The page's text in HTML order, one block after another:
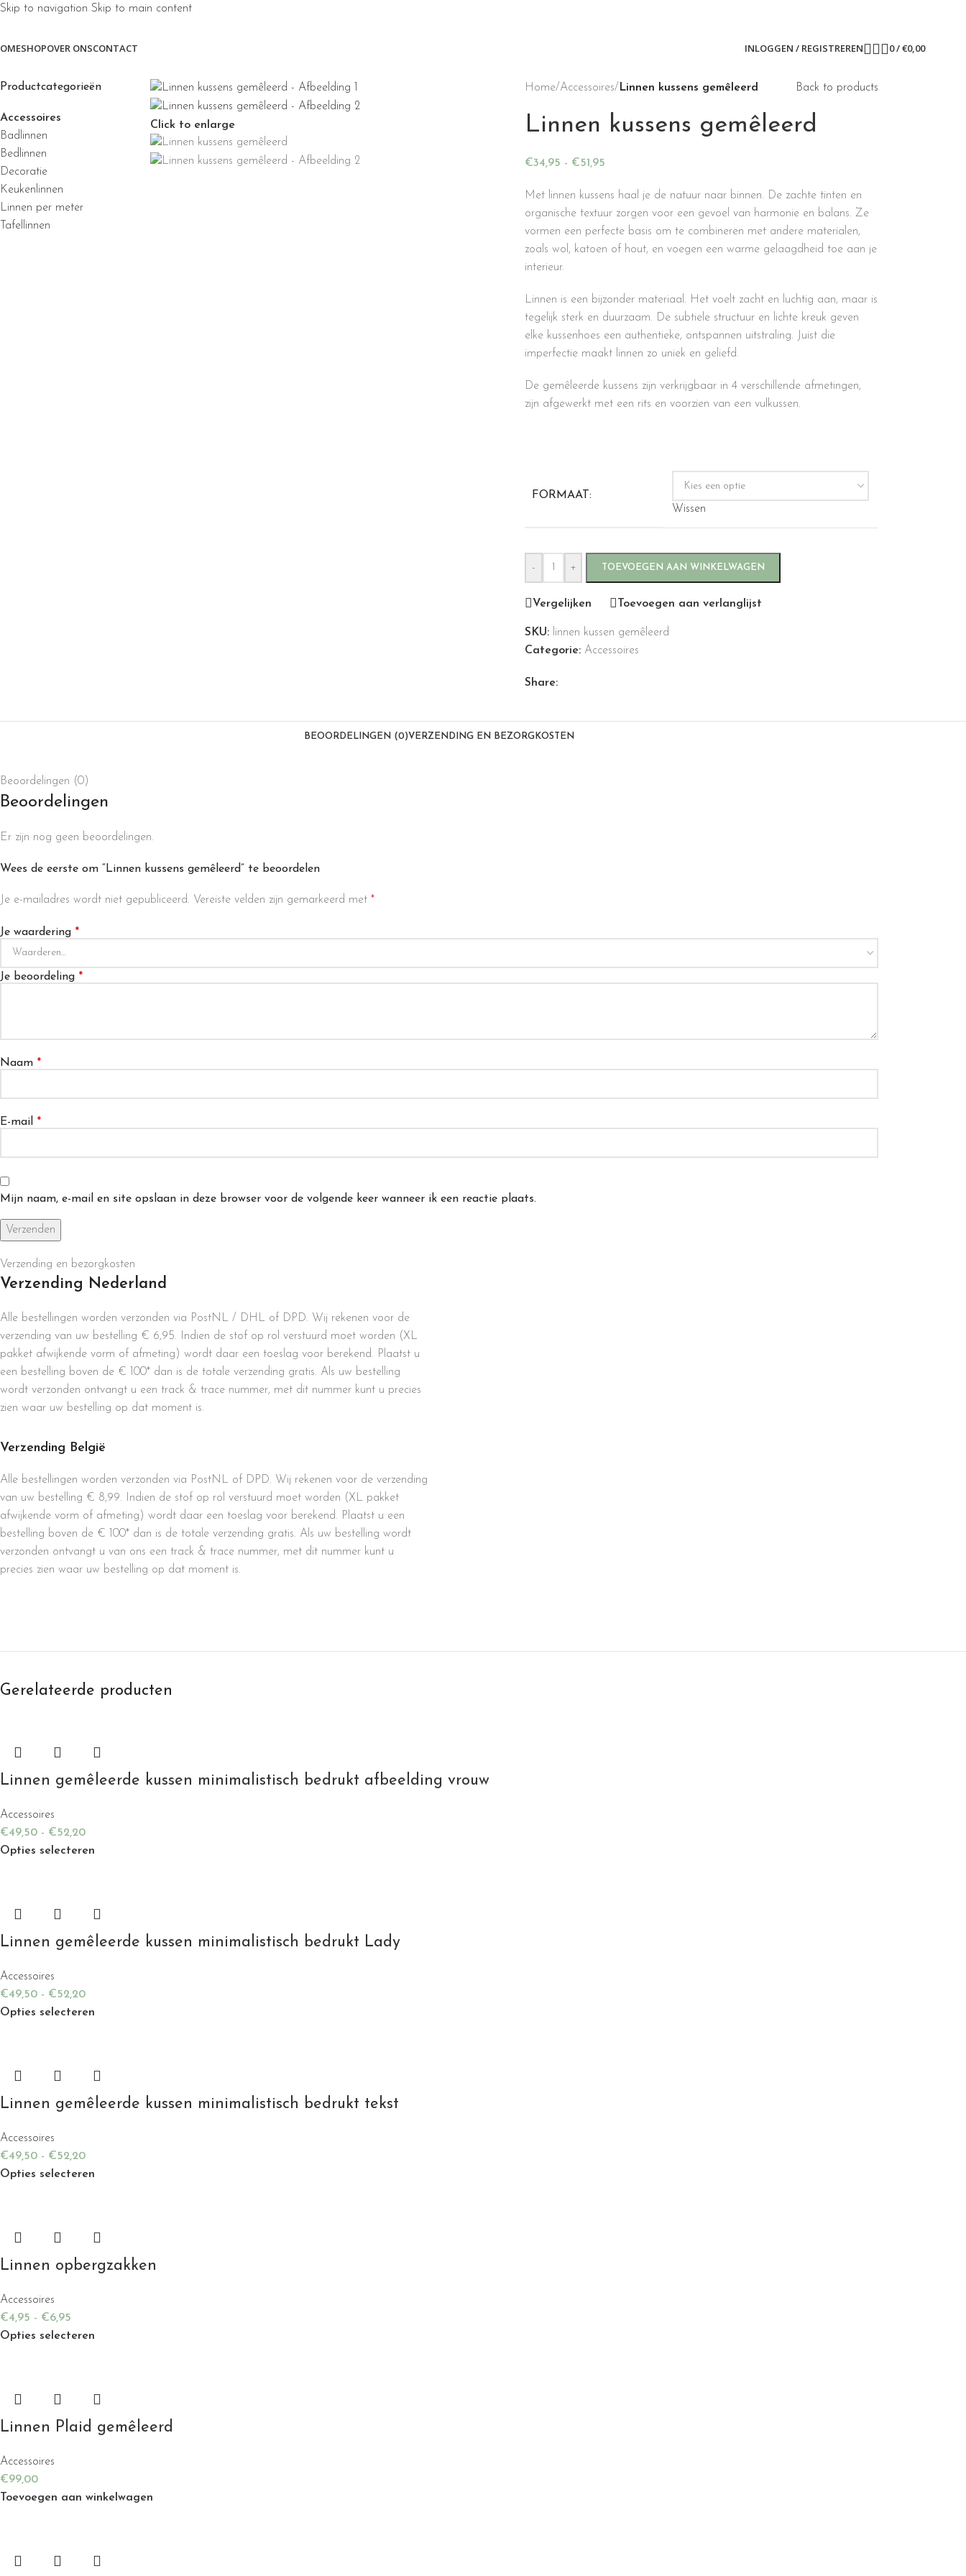
Skip to navigation Skip to main content
SHOPOVER ONSCONTACT INLOGGEN / REGISTREREN 0/€0,00
Productcategorieën
Accessoires
Badlinnen
Bedlinnen
Decoratie
Keukenlinnen
Linnen per meter
Tafellinnen
Click to enlarge
Home/Accessoires/ Linnen kussens gemêleerd Back to products
Linnen kussens gemêleerd
€34,95 - €51,95
Met linnen kussens haal je de natuur naar binnen. De zachte tinten en
organische textuur zorgen voor een gevoel van harmonie en balans. Ze
vormen een perfecte basis om te combineren met andere materialen,
zoals wol, katoen of hout, en voegen een warme gelaagdheid toe aan je
interieur.
Linnen is een bijzonder materiaal. Het voelt zacht en luchtig aan, maar is
tegelijk sterk en duurzaam. De subtiele structuur en lichte kreuk geven
elke kussenhoes een authentieke, ontspannen uitstraling. Juist die
imperfectie maakt linnen zo uniek en geliefd.
De gemêleerde kussens zijn verkrijgbaar in 4 verschillende afmetingen,
zijn afgewerkt met een rits en voorzien van een vulkussen.
FORMAAT:
Wissen
- + TOEVOEGEN AAN WINKELWAGEN
Vergelijken Toevoegen aan verlanglijst
SKU: linnen kussen gemêleerd
Categorie: Accessoires
Share:
BEOORDELINGEN (0)VERZENDING EN BEZORGKOSTEN
Beoordelingen (0)
Beoordelingen
Er zijn nog geen beoordelingen.
Wees de eerste om “Linnen kussens gemêleerd” te beoordelen
Je e-mailadres wordt niet gepubliceerd. Vereiste velden zijn gemarkeerd met *
Je waardering *
Je beoordeling *
Naam *
E-mail *
Mijn naam, e-mail en site opslaan in deze browser voor de volgende keer wanneer ik een reactie plaats.
Verzending en bezorgkosten
Verzending Nederland
Alle bestellingen worden verzonden via PostNL / DHL of DPD. Wij rekenen voor de
verzending van uw bestelling € 6,95. Indien de stof op rol verstuurd moet worden (XL
pakket afwijkende vorm of afmeting) wordt daar een toeslag voor berekend. Plaatst u
een bestelling boven de € 100* dan is de totale verzending gratis. Als uw bestelling
wordt verzonden ontvangt u een track & trace nummer, met dit nummer kunt u precies
zien waar uw bestelling op dat moment is.
Verzending België
Alle bestellingen worden verzonden via PostNL of DPD. Wij rekenen voor de verzending
van uw bestelling € 8,99. Indien de stof op rol verstuurd moet worden (XL pakket
afwijkende vorm of afmeting) wordt daar een toeslag voor berekend. Plaatst u een
bestelling boven de € 100* dan is de totale verzending gratis. Als uw bestelling wordt
verzonden ontvangt u van ons een track & trace nummer, met dit nummer kunt u
precies zien waar uw bestelling op dat moment is.
Gerelateerde producten
Linnen gemêleerde kussen minimalistisch bedrukt afbeelding vrouw
Accessoires
€49,50 - €52,20
Opties selecteren
Linnen gemêleerde kussen minimalistisch bedrukt Lady
Accessoires
€49,50 - €52,20
Opties selecteren
Linnen gemêleerde kussen minimalistisch bedrukt tekst
Accessoires
€49,50 - €52,20
Opties selecteren
Linnen opbergzakken
Accessoires
€4,95 - €6,95
Opties selecteren
Linnen Plaid gemêleerd
Accessoires
€99,00
Toevoegen aan winkelwagen